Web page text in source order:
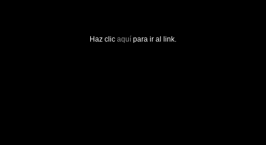
Haz clic aquí para ir al link.